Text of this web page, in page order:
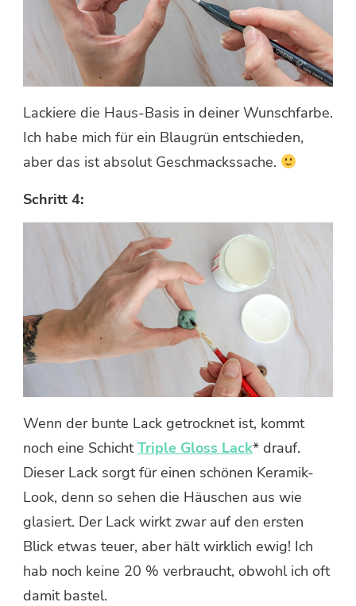
Lackiere die Haus-Basis in deiner Wunschfarbe.
Ich habe mich für ein Blaugrün entschieden,
aber das ist absolut Geschmackssache.
Schritt 4:
Wenn der bunte Lack getrocknet ist, kommt
noch eine SchichtTriple Gloss Lack* drauf.
Dieser Lack sorgt für einen schönen Keramik-
Look, denn so sehen die Häuschen aus wie
glasiert. Der Lack wirkt zwar auf den ersten
Blick etwas teuer, aber hält wirklich ewig! Ich
hab noch keine 20 % verbraucht, obwohl ich oft
damit bastel.